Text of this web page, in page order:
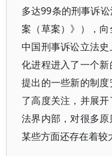
多达99条的刑事诉
案（草案）》），
中国刑事诉讼立法
化进程进入了一个
提出的一些新的制
了高度关注，并展
法界内部，对很多
某些方面还存在着较